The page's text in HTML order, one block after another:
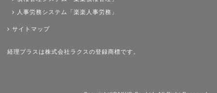
人事労務システム「楽楽人事労務」
サイトマップ
経理プラスは株式会社ラクスの登録商標です。